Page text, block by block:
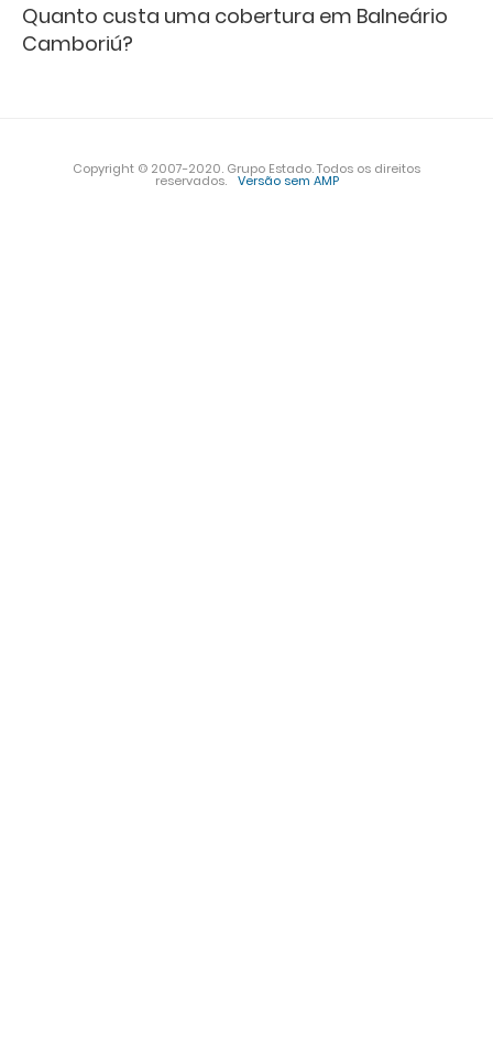
Quanto custa uma cobertura em Balneário
Camboriú?
Copyright © 2007-2020. Grupo Estado. Todos os direitos
reservados. Versão sem AMP